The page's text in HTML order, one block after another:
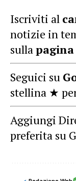
Iscriviti al
notizie in
sullapagina
Seguici su
stellina ★
Aggiungi
preferita su